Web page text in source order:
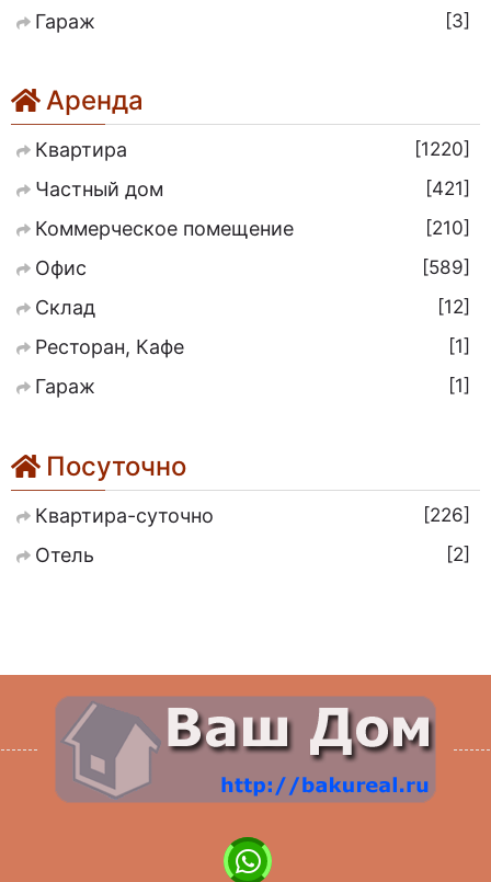
Гараж
3
Аренда
Квартира
1220
Частный дом
421
Коммерческое помещение
210
Офис
589
Склад
12
Ресторан, Кафе
1
Гараж
1
Посуточно
Квартира-суточно
226
Отель
2